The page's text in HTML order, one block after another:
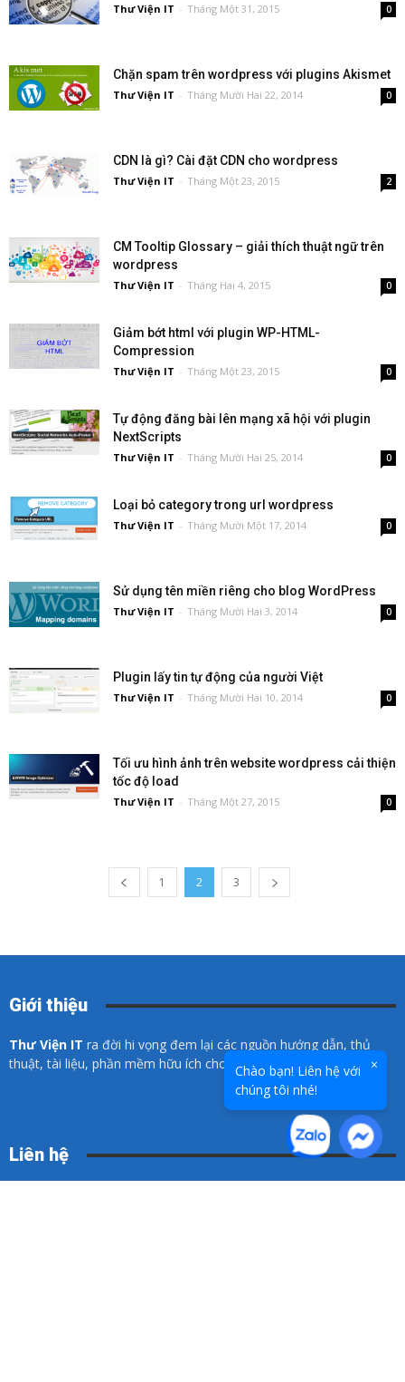
Thư Viện IT - Tháng Một 31, 2015 0
Chặn spam trên wordpress với plugins Akismet
Thư Viện IT - Tháng Mười Hai 22, 2014 0
CDN là gì? Cài đặt CDN cho wordpress
Thư Viện IT - Tháng Một 23, 2015 2
CM Tooltip Glossary – giải thích thuật ngữ trên
wordpress
Thư Viện IT - Tháng Hai 4, 2015 0
Giảm bớt html với plugin WP-HTML-
Compression
Thư Viện IT - Tháng Một 23, 2015 0
Tự động đăng bài lên mạng xã hội với plugin
NextScripts
Thư Viện IT - Tháng Mười Hai 25, 2014 0
Loại bỏ category trong url wordpress
Thư Viện IT - Tháng Mười Một 17, 2014 0
Sử dụng tên miền riêng cho blog WordPress
Thư Viện IT - Tháng Mười Hai 3, 2014 0
Plugin lấy tin tự động của người Việt
Thư Viện IT - Tháng Mười Hai 10, 2014 0
Tối ưu hình ảnh trên website wordpress cải thiện
tốc độ load
Thư Viện IT - Tháng Một 27, 2015 0
1 2 3
Giới thiệu
Thư Viện IT ra đời hi vọng đem lại các nguồn hướng dẫn, thủ
thuật, tài liệu, phần mềm hữu ích cho các bạn về lĩnh vực CNTT.
Chào bạn! Liên hệ với
chúng tôi nhé!
×
Liên hệ